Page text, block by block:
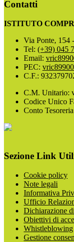
Contatti
ISTITUTO
Via Ponte, 154
Tel: (+39) 045
Email:
PEC:
C.F.:
C.M. Unitario:
Codice Unico
Conto
Sezione Link
Cookie policy
Note legali
Informativa
Ufficio
Dichiarazione
Obiettivi di
Whistleblowing
Gestione